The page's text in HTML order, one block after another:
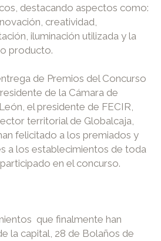
destacando aspectos como:
creatividad,
iluminación utilizada y la
producto.
de Premios del Concurso
de la Cámara de
el presidente de FECIR,
territorial de Globalcaja,
felicitado a los premiados y
a los establecimientos de toda
en el concurso.
que finalmente han
la capital, 28 de Bolaños de